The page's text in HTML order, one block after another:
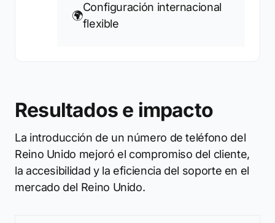
🌍
Configuración internacional
flexible
Resultados e impacto
La introducción de un número de teléfono del
Reino Unido mejoró el compromiso del cliente,
la accesibilidad y la eficiencia del soporte en el
mercado del Reino Unido.